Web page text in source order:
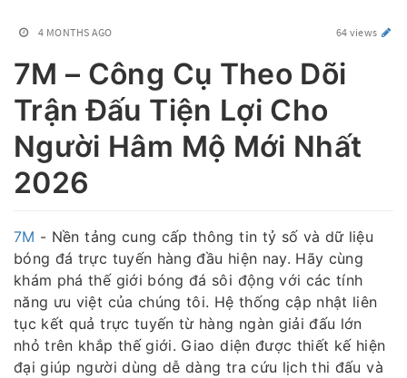
4 MONTHS AGO 64 views
7M – Công Cụ Theo Dõi
Trận Đấu Tiện Lợi Cho
Người Hâm Mộ Mới Nhất
2026
7M - Nền tảng cung cấp thông tin tỷ số và dữ liệu
bóng đá trực tuyến hàng đầu hiện nay. Hãy cùng
khám phá thế giới bóng đá sôi động với các tính
năng ưu việt của chúng tôi. Hệ thống cập nhật liên
tục kết quả trực tuyến từ hàng ngàn giải đấu lớn
nhỏ trên khắp thế giới. Giao diện được thiết kế hiện
đại giúp người dùng dễ dàng tra cứu lịch thi đấu và